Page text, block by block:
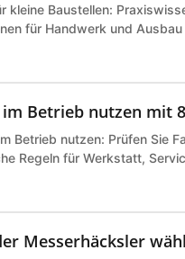
kleine Baustellen:
für Handwerk und Ausbau
Betrieb nutzen mit
Betrieb nutzen: Prüfen Sie
Regeln für Werkstatt,
Messerhäcksler